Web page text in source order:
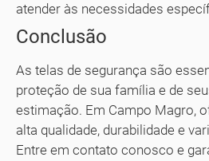
atender às necessidades
Conclusão
As telas de segurança são
proteção de sua família e de
estimação. Em Campo Magro,
alta qualidade, durabilidade e
Entre em contato conosco e